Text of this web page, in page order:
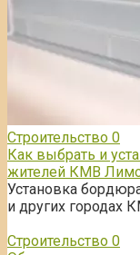
Строительство 0
Как выбрать и
жителей КМВ
Установка
и других городах
Строительство 0